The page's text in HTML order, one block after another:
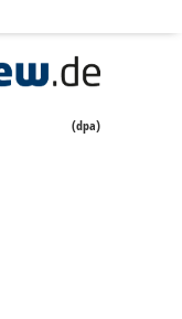
(dpa)